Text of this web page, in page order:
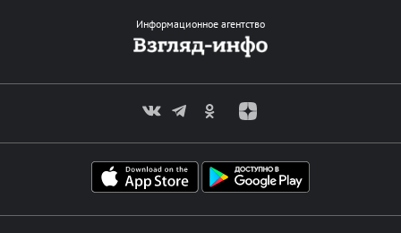
Информационное агентство